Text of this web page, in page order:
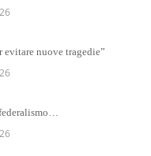
evitare nuove tragedie”